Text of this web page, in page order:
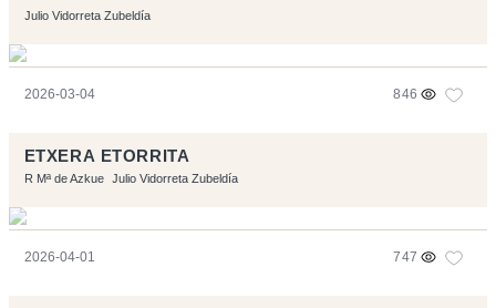
Julio Vidorreta Zubeldía
2026-03-04 846
ETXERA ETORRITA
R Mª de Azkue Julio Vidorreta Zubeldía
2026-04-01 747